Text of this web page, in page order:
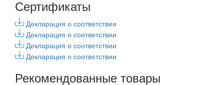
Сертификаты
Декларация о соответствии
Декларация о соответствии
Декларация о соответствии
Декларация о соответствии
Рекомендованные товары